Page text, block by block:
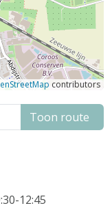
contributors
Toon route
12:45